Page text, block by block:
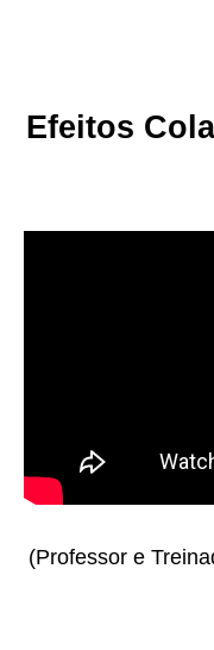
Efeitos
(Professor e